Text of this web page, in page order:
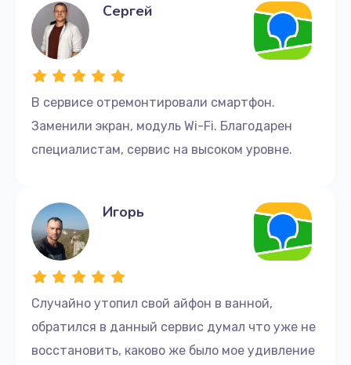
В сервисе отремонтировали смартфон.
Заменили экран, модуль Wi-Fi. Благодарен
специалистам, сервис на высоком уровне.
Сергей
Случайно утопил свой айфон в ванной,
обратился в данный сервис думал что уже не
восстановить, каково же было мое удивление
Игорь